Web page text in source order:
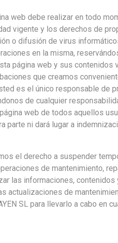
web debe realizar en todo
vigente y los derechos de
o difusión de virus
en la misma,
página web y sus
que creamos
es el único responsable de
de cualquier
web de todos aquellos
parte ni dará lugar a
el derecho a suspender
de mantenimiento,
las informaciones,
actualizaciones de
SL para llevarlo a cabo en